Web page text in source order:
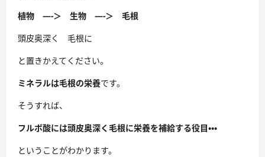
植物 —-＞ 生物 —-＞ 毛根
頭皮奥深く 毛根に
と置きかえてください。
ミネラルは毛根の栄養です。
そうすれば、
フルボ酸には頭皮奥深く毛根に栄養を補給する役目・・・
ということがわかります。